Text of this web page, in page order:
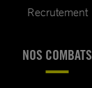
Recrutement
NOS COMBATS